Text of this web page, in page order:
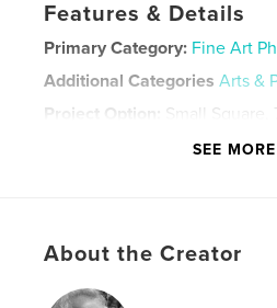
Features & Details
Primary Category: Fine Art
Additional Categories Arts &
Project Option: Small Square,
LanguageFrench
Keywords
SEE MORE
About the Creator